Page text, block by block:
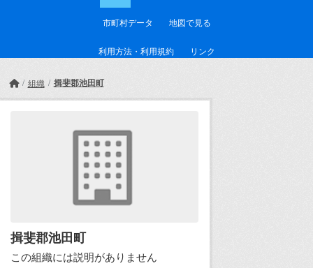
市町村データ 地図で見る
利用方法・利用規約 リンク
組織 揖斐郡池田町
揖斐郡池田町
この組織には説明がありません